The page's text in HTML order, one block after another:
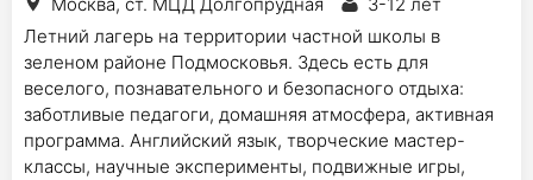
Летний лагерь на территории частной школы в
зеленом районе Подмосковья. Здесь есть для
веселого, познавательного и безопасного отдыха:
заботливые педагоги, домашняя атмосфера, активная
программа. Английский язык, творческие мастер-
классы, научные эксперименты, подвижные игры,